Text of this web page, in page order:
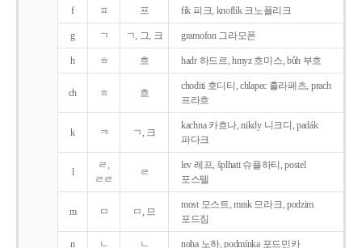
f ㅍ 프 fík 피크, knoflík 크노플리크
g ㄱ ㄱ, 그, 크 gramofon 그라모폰
h ㅎ 흐 hadr 하드르, hmyz 흐미스, bůh 부흐
ch ㅎ 흐
choditi 호디티, chlapec 흘라페츠, prach
프라흐
k ㅋ ㄱ, 크
kachna 카흐나, nikdy 니크디, padák
파다크
l
ㄹ,
ㄹㄹ
ㄹ
lev 레프, šplhati 슈플하티, postel
포스텔
m ㅁ ㅁ, 므
most 모스트, mrak 므라크, podzim
포드짐
n ㄴ ㄴ noha 노하, podmínka 포드민카